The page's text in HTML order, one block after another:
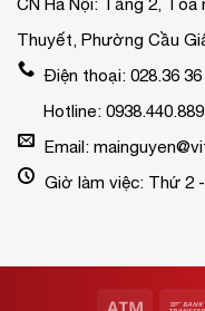
Thuyết, Phường Cầu
Điện thoại: 028.36 36
Hotline: 0938.440.889
Email:
Giờ làm việc: Thứ 2